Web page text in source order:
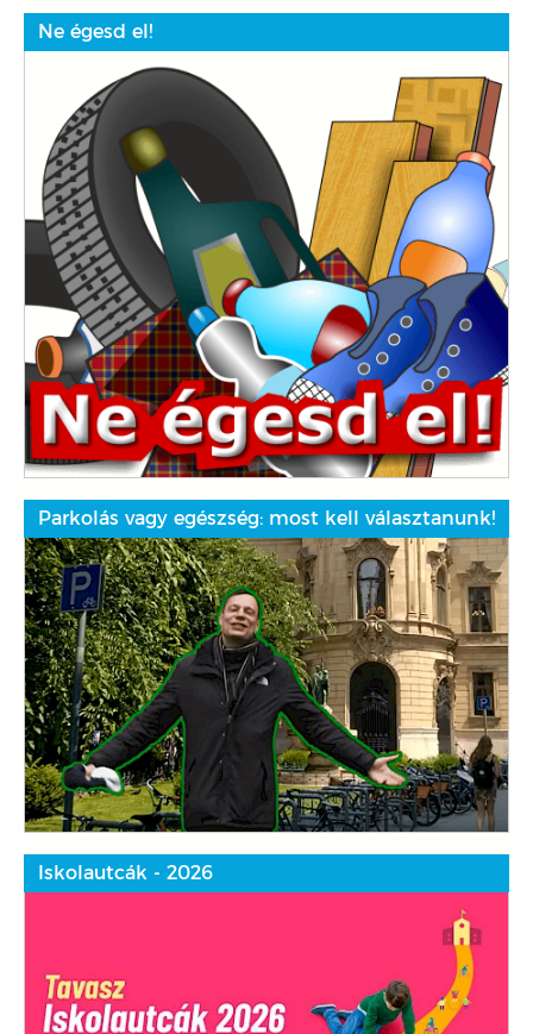
Ne égesd el!
Parkolás vagy egészség: most kell választanunk!
Iskolautcák - 2026